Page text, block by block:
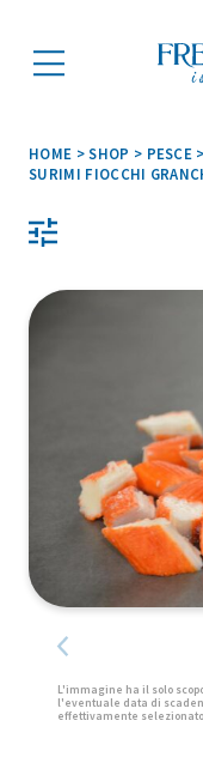
HOME >SHOP > PESCE >
SURIMI FIOCCHI